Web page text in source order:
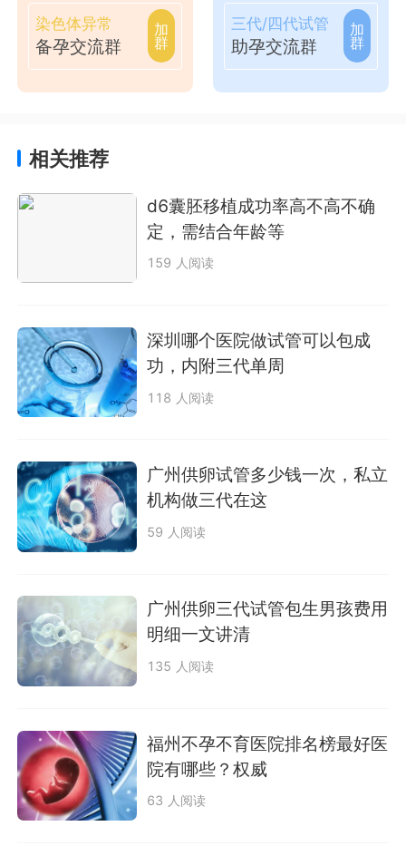
染色体异常
备孕交流群
加
群
三代/四代试管
助孕交流群
加
群
相关推荐
d6囊胚移植成功率高不高不确
定，需结合年龄等
159 人阅读
深圳哪个医院做试管可以包成
功，内附三代单周
118 人阅读
广州供卵试管多少钱一次，私立
机构做三代在这
59 人阅读
广州供卵三代试管包生男孩费用
明细一文讲清
135 人阅读
福州不孕不育医院排名榜最好医
院有哪些？权威
63 人阅读